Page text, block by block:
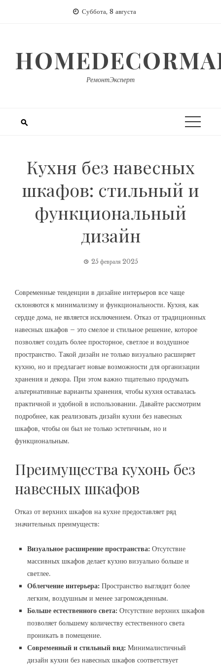
Суббота, 8 августа
РемонтЭксперт
Кухня без навесных
шкафов: стильный и
функциональный
дизайн
25 февраля 2025
Современные тенденции в дизайне интерьеров все чаще
склоняются к минимализму и функциональности. Кухня, как
сердце дома, не является исключением. Отказ от традиционных
навесных шкафов – это смелое и стильное решение, которое
позволяет создать более просторное, светлое и воздушное
пространство. Такой дизайн не только визуально расширяет
кухню, но и предлагает новые возможности для организации
хранения и декора. При этом важно тщательно продумать
альтернативные варианты хранения, чтобы кухня оставалась
практичной и удобной в использовании. Давайте рассмотрим
подробнее, как реализовать дизайн кухни без навесных
шкафов, чтобы он был не только эстетичным, но и
функциональным.
Преимущества кухонь без
навесных шкафов
Отказ от верхних шкафов на кухне предоставляет ряд
значительных преимуществ:
Визуальное расширение пространства: Отсутствие
массивных шкафов делает кухню визуально больше и
светлее.
Облегчение интерьера: Пространство выглядит более
легким, воздушным и менее загроможденным.
Больше естественного света: Отсутствие верхних шкафов
позволяет большему количеству естественного света
проникать в помещение.
Современный и стильный вид: Минималистичный
дизайн кухни без навесных шкафов соответствует